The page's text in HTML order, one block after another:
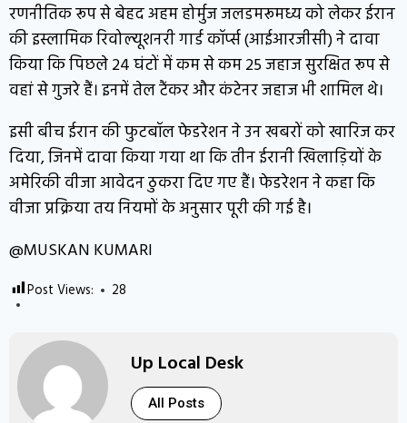
रणनीतिक रूप से बेहद अहम होर्मुज जलडमरूमध्य को लेकर ईरान
की इस्लामिक रिवोल्यूशनरी गार्ड कॉर्प्स (आईआरजीसी) ने दावा
किया कि पिछले 24 घंटों में कम से कम 25 जहाज सुरक्षित रूप से
वहां से गुजरे हैं। इनमें तेल टैंकर और कंटेनर जहाज भी शामिल थे।
इसी बीच ईरान की फुटबॉल फेडरेशन ने उन खबरों को खारिज कर
दिया, जिनमें दावा किया गया था कि तीन ईरानी खिलाड़ियों के
अमेरिकी वीजा आवेदन ठुकरा दिए गए हैं। फेडरेशन ने कहा कि
वीजा प्रक्रिया तय नियमों के अनुसार पूरी की गई है।
@MUSKAN KUMARI
Post Views: 28
Up Local Desk
All Posts